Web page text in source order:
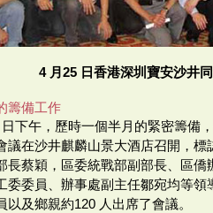
4 月25 日香港深圳寶安沙井
籌備工作
日下午，歷時一個半月的緊密籌備
議在沙井麒麟山景大酒店召開，
長蔡穎，區委統戰部副部長、區
委委員、辦事處副主任鄒宛均等
及鄉親約120 人出席了會議。